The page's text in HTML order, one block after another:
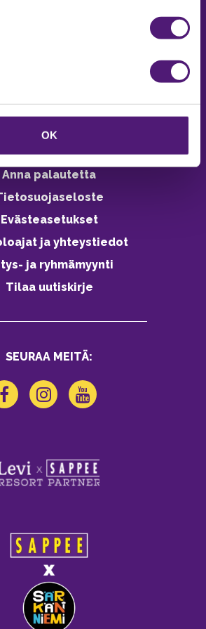
OK
Vastuullisuus
Ympäristöohjelma
työpaikat
Anna palautetta
Evästeasetukset
ja yhteystiedot
ja ryhmämyynti
Tilaa uutiskirje
SEURAA MEITÄ: